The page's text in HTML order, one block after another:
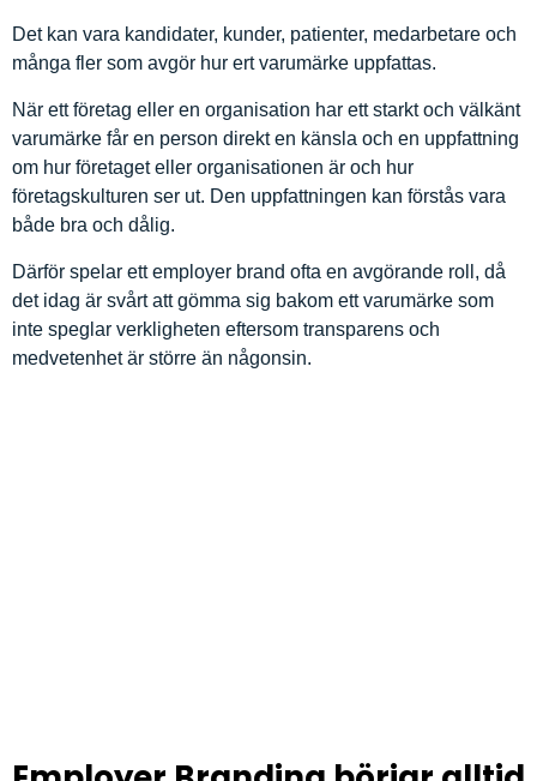
Det kan vara kandidater, kunder, patienter, medarbetare och
många fler som avgör hur ert varumärke uppfattas.
När ett företag eller en organisation har ett starkt och välkänt
varumärke får en person direkt en känsla och en uppfattning
om hur företaget eller organisationen är och hur
företagskulturen ser ut. Den uppfattningen kan förstås vara
både bra och dålig.
Därför spelar ett employer brand ofta en avgörande roll, då
det idag är svårt att gömma sig bakom ett varumärke som
inte speglar verkligheten eftersom transparens och
medvetenhet är större än någonsin.